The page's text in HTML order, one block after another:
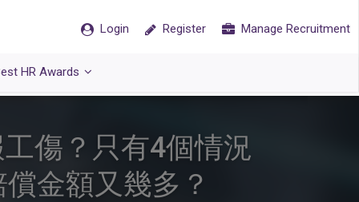
Login Register Manage Recruitment
HR Awards
傷？只有4個情況
金額又幾多？